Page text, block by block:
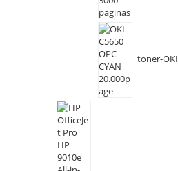
toner-OKI